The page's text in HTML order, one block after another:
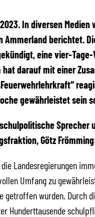
In diversen
Ammerland berichtet.
eine vier-
darauf mit einer
gewährleistet sein
Sprecher
Götz
Landesregierungen
Umfang zu
getroffen wurden. Durch
Hunderttausende